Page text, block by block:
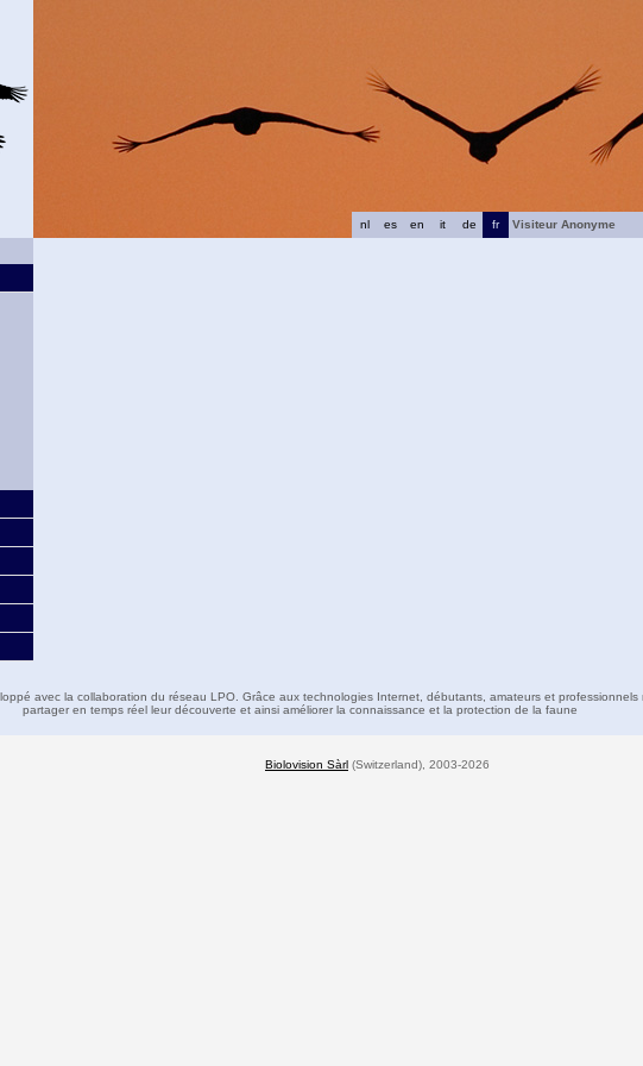
fr
de
it
en
es
nl
Visiteur Anonyme
avec la collaboration du réseau LPO. Grâce aux technologies Internet, débutants, amateurs et professionnels
partager en temps réel leur découverte et ainsi améliorer la connaissance et la protection de la faune
Biolovision Sàrl (Switzerland), 2003-2026